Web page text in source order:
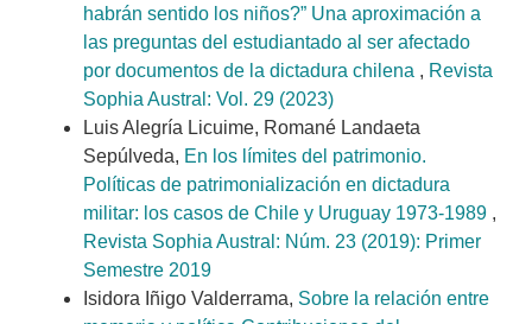
habrán sentido los niños?” Una aproximación a
las preguntas del estudiantado al ser afectado
por documentos de la dictadura chilena , Revista
Sophia Austral: Vol. 29 (2023)
Luis Alegría Licuime, Romané Landaeta
Sepúlveda, En los límites del patrimonio.
Políticas de patrimonialización en dictadura
militar: los casos de Chile y Uruguay 1973-1989 ,
Revista Sophia Austral: Núm. 23 (2019): Primer
Semestre 2019
Isidora Iñigo Valderrama, Sobre la relación entre